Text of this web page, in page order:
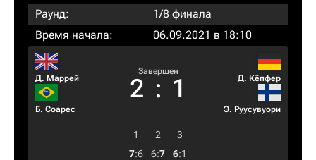
Раунд:
1/8 финала
Время начала:
06.09.2021 в 18:10
Д. Маррей
Б. Соарес
Завершен
2 : 1 Д. Кёпфер
Э. Руусувуори
1 2
3
7:6 6:7 6:1